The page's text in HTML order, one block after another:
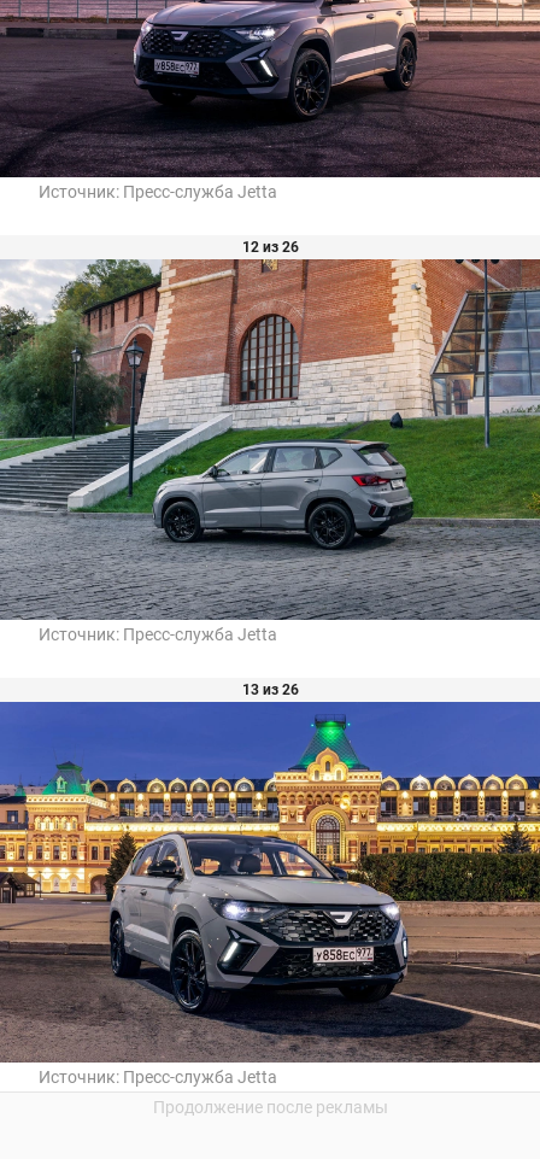
Источник: Пресс-служба Jetta
12 из 26
Источник: Пресс-служба Jetta
13 из 26
Источник: Пресс-служба Jetta